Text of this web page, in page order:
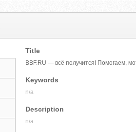
Title
BBF.RU — всё получится! Помогаем,
Keywords
n/a
Description
n/a